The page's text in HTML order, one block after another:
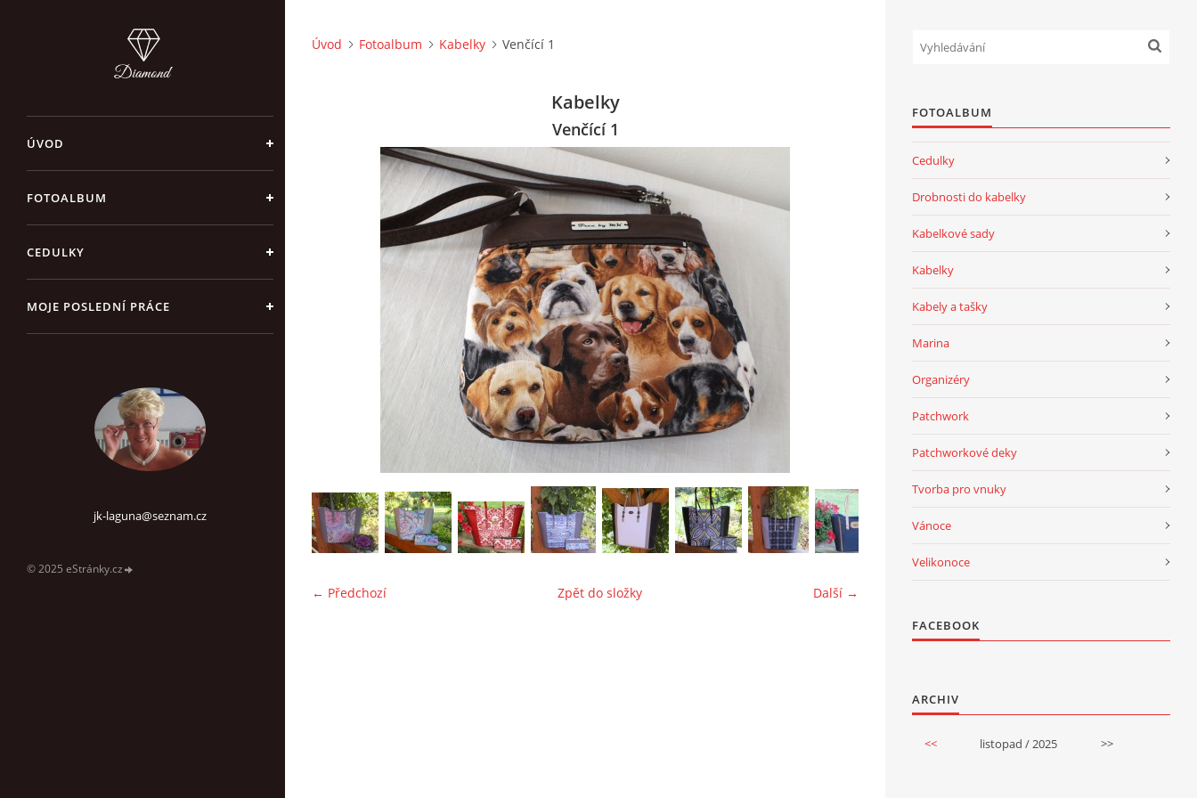
ÚVOD
FOTOALBUM
CEDULKY
MOJE POSLEDNÍ PRÁCE
jk-laguna@seznam.cz
© 2025 eStránky.cz
Úvod Fotoalbum Kabelky Venčící 1
Kabelky
Venčící 1
← Předchozí Další →
Zpět do složky
FOTOALBUM
Cedulky
Drobnosti do kabelky
Kabelkové sady
Kabelky
Kabely a tašky
Marina
Organizéry
Patchwork
Patchworkové deky
Tvorba pro vnuky
Vánoce
Velikonoce
FACEBOOK
ARCHIV
<< listopad / 2025 >>